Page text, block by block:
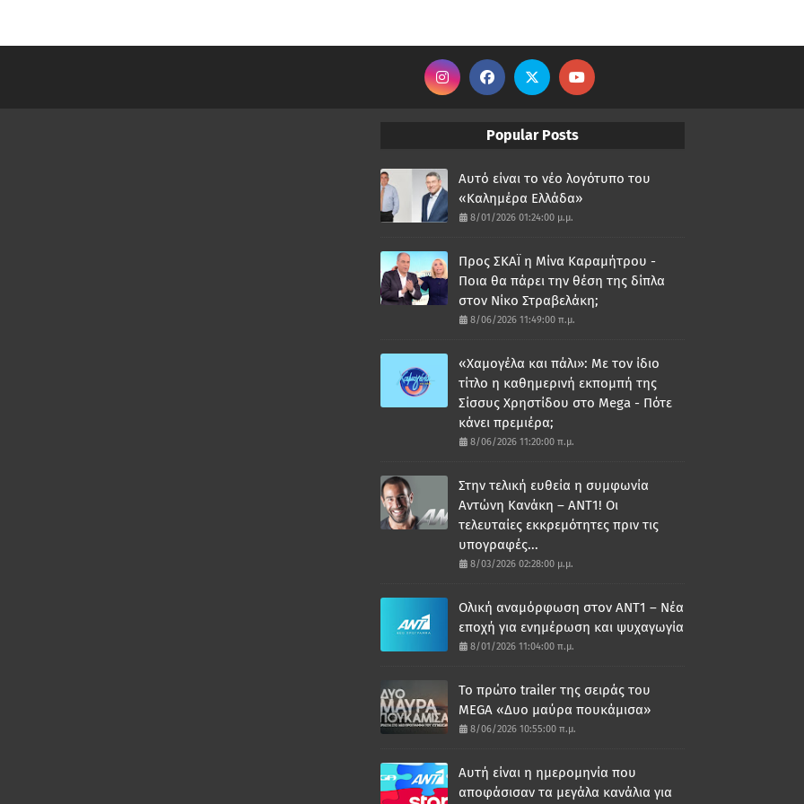
Popular Posts
Αυτό είναι το νέο λογότυπο του
«Καλημέρα Ελλάδα»
8/01/2026 01:24:00 μ.μ.
Προς ΣΚΑΪ η Μίνα Καραμήτρου -
Ποια θα πάρει την θέση της δίπλα
στον Νίκο Στραβελάκη;
8/06/2026 11:49:00 π.μ.
«Χαμογέλα και πάλι»: Με τον ίδιο
τίτλο η καθημερινή εκπομπή της
Σίσσυς Χρηστίδου στο Mega - Πότε
κάνει πρεμιέρα;
8/06/2026 11:20:00 π.μ.
Στην τελική ευθεία η συμφωνία
Αντώνη Κανάκη – ΑΝΤ1! Οι
τελευταίες εκκρεμότητες πριν τις
υπογραφές...
8/03/2026 02:28:00 μ.μ.
Ολική αναμόρφωση στον ΑΝΤ1 – Νέα
εποχή για ενημέρωση και ψυχαγωγία
8/01/2026 11:04:00 π.μ.
Το πρώτο trailer της σειράς του
MEGA «Δυο μαύρα πουκάμισα»
8/06/2026 10:55:00 π.μ.
Αυτή είναι η ημερομηνία που
αποφάσισαν τα μεγάλα κανάλια για